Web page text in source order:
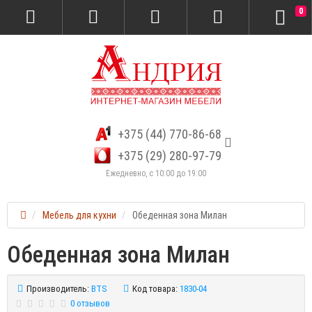
+375 (44) 770-86-68
+375 (29) 280-97-79
Ежедневно, с 10:00 до 19:00
0
Мебель для кухни Обеденная зона Милан
Обеденная зона Милан
Производитель: BTS Код товара: 1830-04
0 отзывов